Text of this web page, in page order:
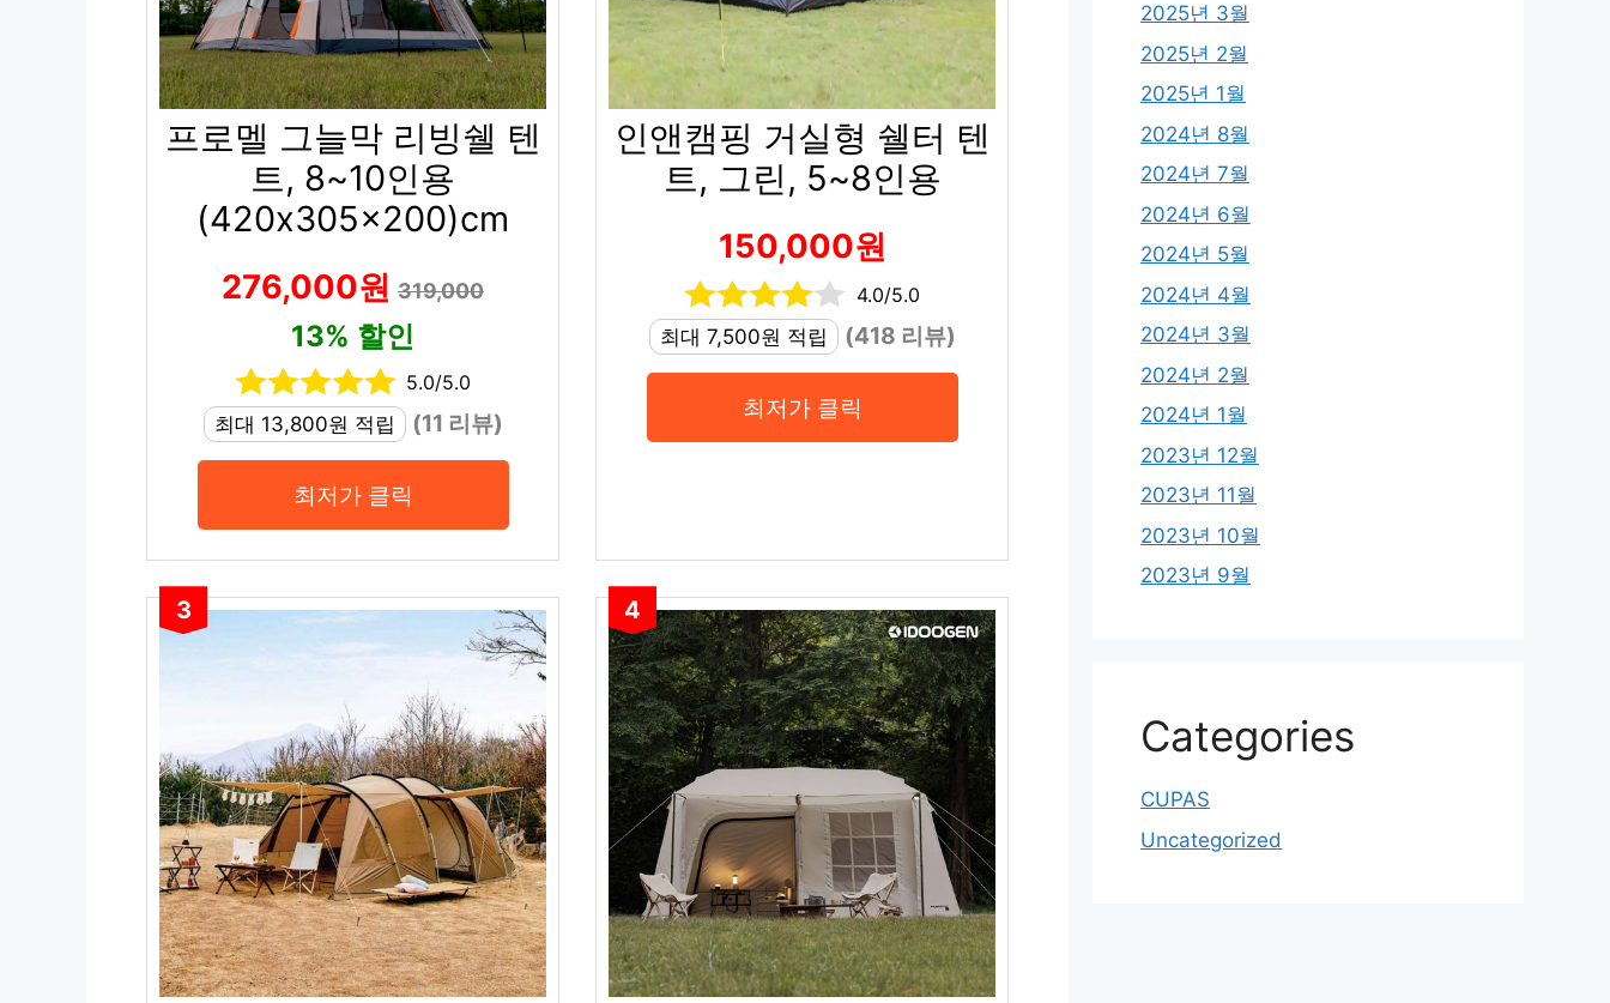
프로멜 그늘막 리빙쉘 텐
트, 8~10인용
(420x305x200)cm
276,000원 319,000
13% 할인
5.0/5.0
최대 13,800원 적립
(11 리뷰)
최저가 클릭
인앤캠핑 거실형 쉘터 텐
트, 그린, 5~8인용
150,000원
4.0/5.0
최대 7,500원 적립
(418 리뷰)
최저가 클릭
3 4
2025년 3월
2025년 2월
2025년 1월
2024년 8월
2024년 7월
2024년 6월
2024년 5월
2024년 4월
2024년 3월
2024년 2월
2024년 1월
2023년 12월
2023년 11월
2023년 10월
2023년 9월
Categories
CUPAS
Uncategorized